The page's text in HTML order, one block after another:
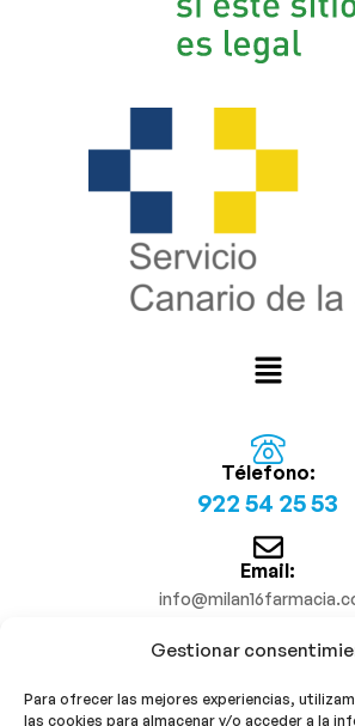
Gestionar
Para ofrecer las mejores experiencias,
las cookies para almacenar y/o acceder a la
Télefono:
922 54 25 53
Email:
¡Síguenos!